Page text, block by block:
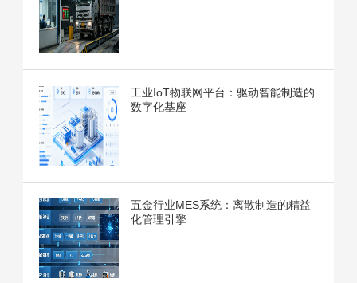
工业IoT物联网平台：驱动智能制造的
数字化基座
五金行业MES系统：离散制造的精益
化管理引擎